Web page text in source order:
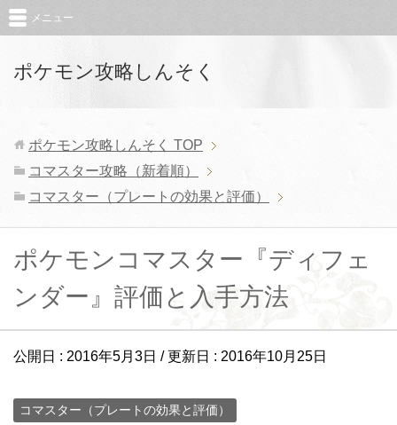
ポケモン攻略しんそく
メニュー
ポケモン攻略しんそく TOP
コマスター攻略（新着順）
コマスター（プレートの効果と評価）
ポケモンコマスター『ディフェ
ンダー』評価と入手方法
公開日 : 2016年5月3日 / 更新日 : 2016年10月25日
コマスター（プレートの効果と評価）